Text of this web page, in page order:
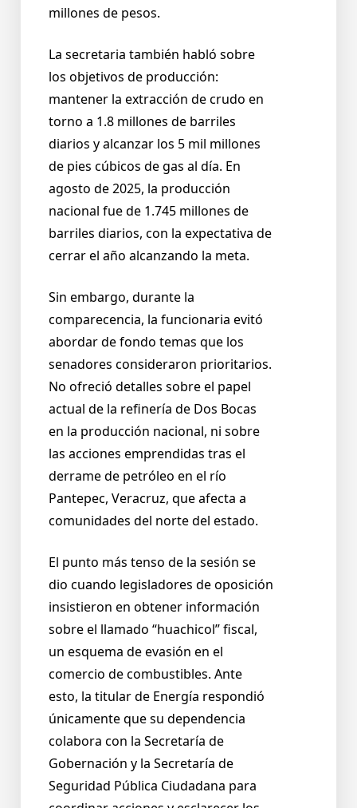
millones de pesos.
La secretaria también habló sobre
los objetivos de producción:
mantener la extracción de crudo en
torno a 1.8 millones de barriles
diarios y alcanzar los 5 mil millones
de pies cúbicos de gas al día. En
agosto de 2025, la producción
nacional fue de 1.745 millones de
barriles diarios, con la expectativa de
cerrar el año alcanzando la meta.
Sin embargo, durante la
comparecencia, la funcionaria evitó
abordar de fondo temas que los
senadores consideraron prioritarios.
No ofreció detalles sobre el papel
actual de la refinería de Dos Bocas
en la producción nacional, ni sobre
las acciones emprendidas tras el
derrame de petróleo en el río
Pantepec, Veracruz, que afecta a
comunidades del norte del estado.
El punto más tenso de la sesión se
dio cuando legisladores de oposición
insistieron en obtener información
sobre el llamado “huachicol” fiscal,
un esquema de evasión en el
comercio de combustibles. Ante
esto, la titular de Energía respondió
únicamente que su dependencia
colabora con la Secretaría de
Gobernación y la Secretaría de
Seguridad Pública Ciudadana para